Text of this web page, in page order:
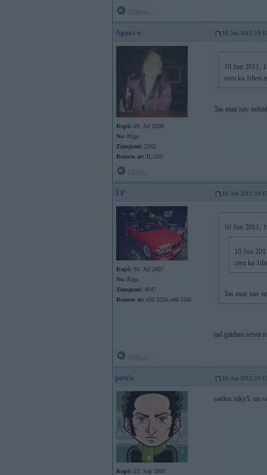
Agnes-e 10. Jun 2011,
Kopš: 09. Jul 2008
No: Rīga
Ziņojumi: 2262
Braucu ar: JL-320
10 Jun 2011,
ceru ka 1dien
Tas man nav
TP 10. Jun 2011,
Kopš: 18. Jul 2007
No: Rīga
Ziņojumi: 4047
Braucu ar: e36 323ti e46 318i
10 Jun 2011,
10 Jun
ceru ka
Tas man nav
tad gaidam iersta
patric 10. Jun 2011,
Kopš: 22. Sep 2007
satikts niky5. un